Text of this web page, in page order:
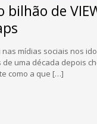
de
mídias sociais nos
de uma década depois
como a que […]